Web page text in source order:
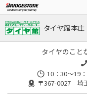
タイヤ館 本庄
タイヤのこと
10：30～
〒367-0027 埼